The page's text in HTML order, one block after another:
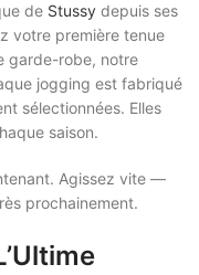
de Stussy depuis ses
votre première tenue
garde-robe, notre
jogging est fabriqué
sélectionnées. Elles
saison.
Agissez vite —
prochainement.